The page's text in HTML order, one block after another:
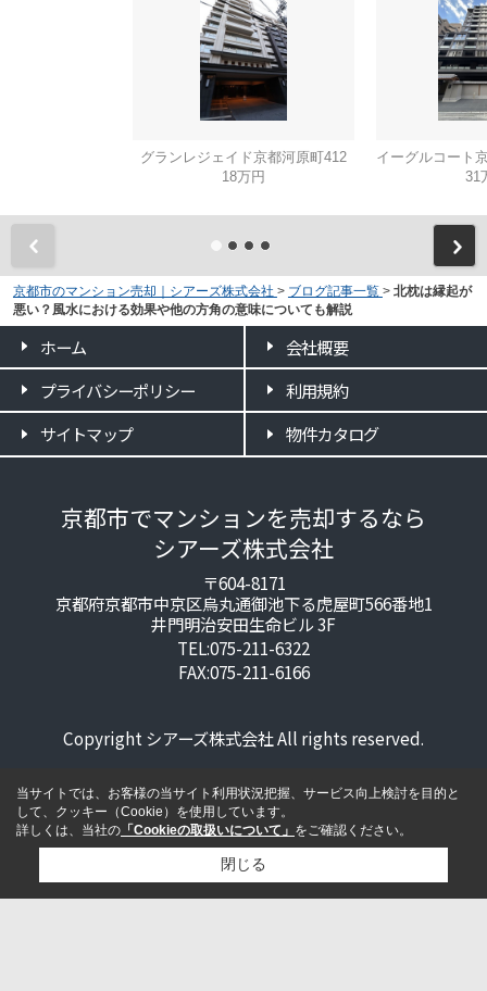
グランレジェイド京都河原町412
18万円
31
京都市のマンション売却｜シアーズ株式会社 > ブログ記事一覧 > 北枕は縁起が
悪い？風水における効果や他の方角の意味についても解説
ホーム
会社概要
プライバシーポリシー
利用規約
サイトマップ
物件カタログ
京都市でマンションを売却するなら
シアーズ株式会社
〒604-8171
京都府京都市中京区烏丸通御池下る虎屋町566番地1
井門明治安田生命ビル 3F
TEL:075-211-6322
FAX:075-211-6166
Copyright シアーズ株式会社 All rights reserved.
当サイトでは、お客様の当サイト利用状況把握、サービス向上検討を目的と
して、クッキー（Cookie）を使用しています。
詳しくは、当社の 「Cookieの取扱いについて」 をご確認ください。
閉じる